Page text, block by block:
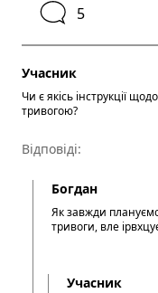
5
Учасник
Чи є якісь інструкції
тривогою?
Відповіді:
Богдан
Як завжди
тривоги, вле
Учасник